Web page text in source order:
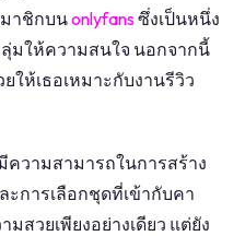
าชิกบนonlyfansซึ่งเป็นหนึ่ง
มให้ความสนใจ นอกจากนี้
ห้เธอเหมาะกับงานรีวิว
ความสามารถในการสร้าง
การเลือกชุดที่เข้ากับคา
สวยเพียงอย่างเดียว แต่ยัง